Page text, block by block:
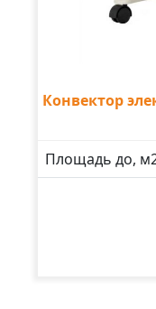
Конвектор
Площадь до,